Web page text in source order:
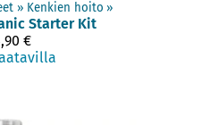
‪» Kenkien hoito ‪»
Starter Kit
€